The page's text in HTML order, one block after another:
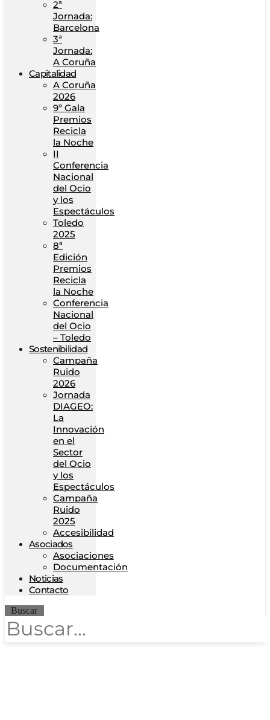
2ª
Jornada:
Barcelona
3ª
Jornada:
A Coruña
Capitalidad
A Coruña
2026
9º Gala
Premios
Recicla
la Noche
II
Conferencia
Nacional
del Ocio
y los
Espectáculos
Toledo
2025
8ª
Edición
Premios
Recicla
la Noche
Conferencia
Nacional
del Ocio
– Toledo
Sostenibilidad
Campaña
Ruido
2026
Jornada
DIAGEO:
La
Innovación
en el
Sector
del Ocio
y los
Espectáculos
Campaña
Ruido
2025
Accesibilidad
Asociados
Asociaciones
Documentación
Noticias
Contacto
Buscar